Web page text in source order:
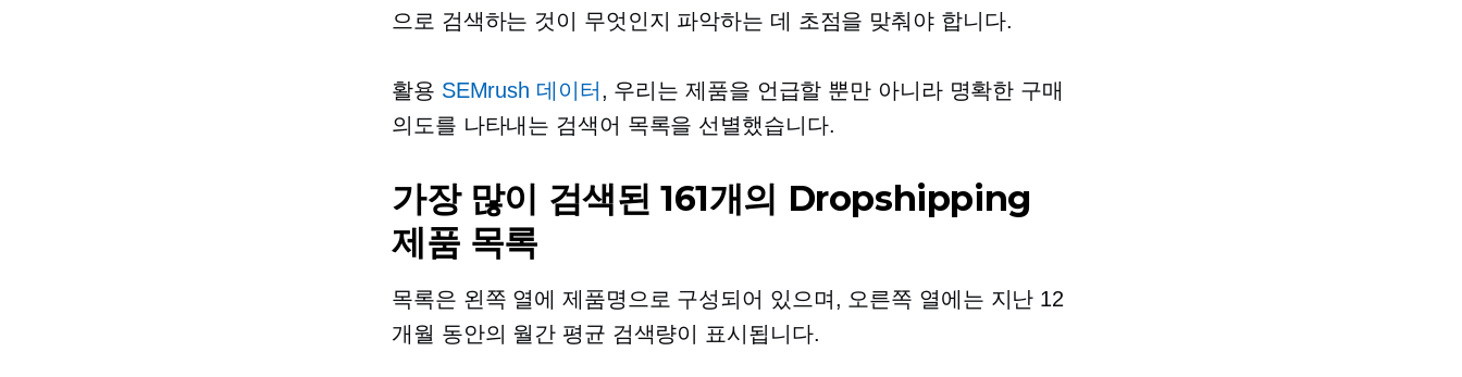
으로 검색하는 것이 무엇인지 파악하는 데 초점을 맞춰야 합니다.
활용 SEMrush 데이터 , 우리는 제품을 언급할 뿐만 아니라 명확한 구매
의도를 나타내는 검색어 목록을 선별했습니다.
가장 많이 검색된 161개의 Dropshipping
제품 목록
목록은 왼쪽 열에 제품명으로 구성되어 있으며, 오른쪽 열에는 지난 12
개월 동안의 월간 평균 검색량이 표시됩니다.